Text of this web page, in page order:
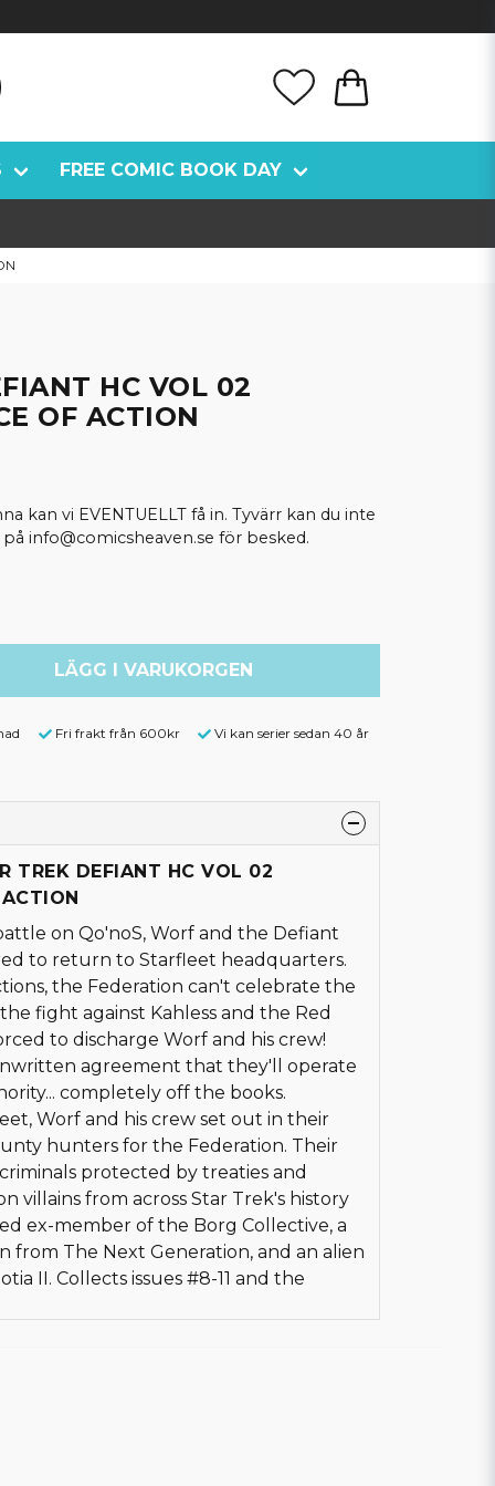
FREE COMIC BOOK DAY
HC VOL 02
OF ACTION
kan vi EVENTUELLT få in. Tyvärr kan du inte
info@comicsheaven.se för besked.
LÄGG I VARUKORGEN
Fri frakt från 600kr Vi kan serier sedan 40 år
DEFIANT HC VOL 02
on Qo'noS, Worf and the Defiant
to return to Starfleet headquarters.
the Federation can't celebrate the
fight against Kahless and the Red
to discharge Worf and his crew!
agreement that they'll operate
completely off the books.
Worf and his crew set out in their
hunters for the Federation. Their
protected by treaties and
villains from across Star Trek's history
ex-member of the Borg Collective, a
from The Next Generation, and an alien
II. Collects issues #8-11 and the